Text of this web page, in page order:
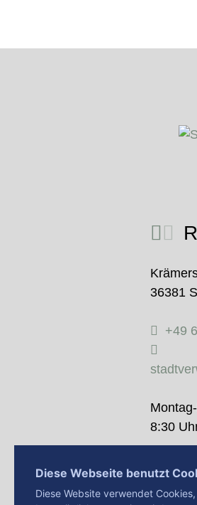
36381
+49
8:30
14:00
Diese Webseite benutzt
Diese Website verwendet